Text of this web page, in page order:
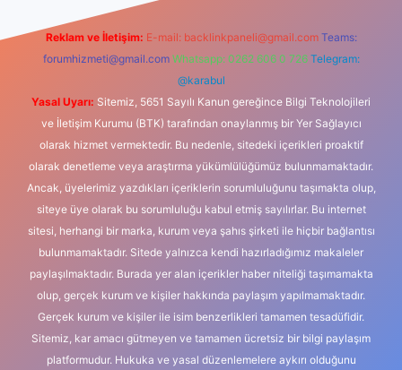
Reklam ve İletişim: E-mail: backlinkpaneli@gmail.com Teams:
forumhizmeti@gmail.com Whatsapp: 0262 606 0 726 Telegram:
@karabul
Yasal Uyarı: Sitemiz, 5651 Sayılı Kanun gereğince Bilgi Teknolojileri
ve İletişim Kurumu (BTK) tarafından onaylanmış bir Yer Sağlayıcı
olarak hizmet vermektedir. Bu nedenle, sitedeki içerikleri proaktif
olarak denetleme veya araştırma yükümlülüğümüz bulunmamaktadır.
Ancak, üyelerimiz yazdıkları içeriklerin sorumluluğunu taşımakta olup,
siteye üye olarak bu sorumluluğu kabul etmiş sayılırlar. Bu internet
sitesi, herhangi bir marka, kurum veya şahıs şirketi ile hiçbir bağlantısı
bulunmamaktadır. Sitede yalnızca kendi hazırladığımız makaleler
paylaşılmaktadır. Burada yer alan içerikler haber niteliği taşımamakta
olup, gerçek kurum ve kişiler hakkında paylaşım yapılmamaktadır.
Gerçek kurum ve kişiler ile isim benzerlikleri tamamen tesadüfidir.
Sitemiz, kar amacı gütmeyen ve tamamen ücretsiz bir bilgi paylaşım
platformudur. Hukuka ve yasal düzenlemelere aykırı olduğunu